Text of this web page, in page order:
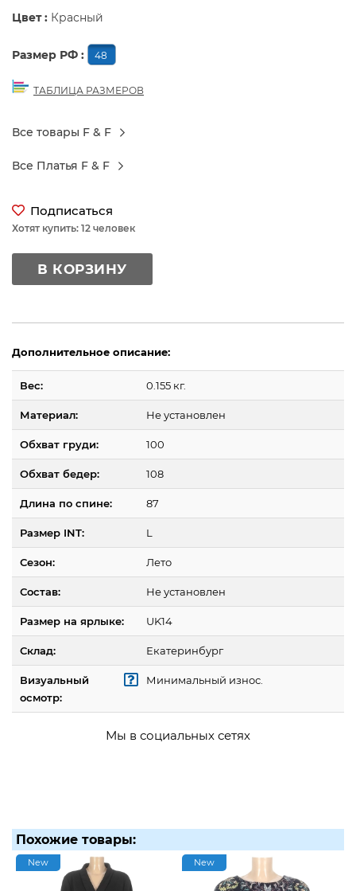
Цвет : Красный
Размер РФ : 48
ТАБЛИЦА РАЗМЕРОВ
Все товары F & F
Все Платья F & F
Подписаться
Хотят купить: 12 человек
В КОРЗИНУ
Дополнительное описание:
Вес: 0.155 кг.
Материал: Не установлен
Обхват груди: 100
Обхват бедер: 108
Длина по спине: 87
Размер INT: L
Сезон: Лето
Состав: Не установлен
Размер на ярлыке: UK14
Склад: Екатеринбург
Визуальный
осмотр:
Минимальный износ.
Мы в социальных сетях
Похожие товары:
New New